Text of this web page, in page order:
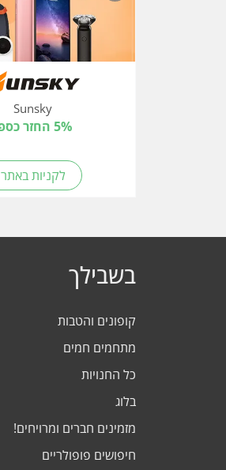
Sunsky
5% החזר כספי
לקניות באתר
בשבילך
קופונים והטבות
מתחמים חמים
כל החנויות
בלוג
מזמינים חברים ומרויחים!
חיפושים פופולריים